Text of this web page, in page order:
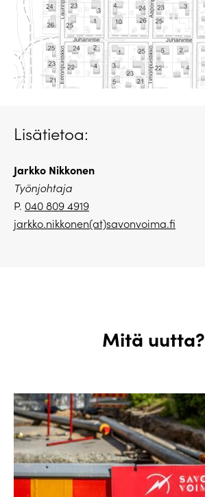
Lisätietoa:
Jarkko Nikkonen
Työnjohtaja
P. 040 809 4919
jarkko.nikkonen(at)savonvoima.fi
Mitä uutta?